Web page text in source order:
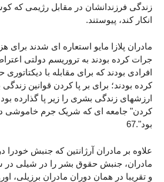
زندگی فرزندانشان در مقابل رژیمی که
انکار کند، پیوستند.
مادران پلازا مایو استعاره ای شدند برای
افرادی بودند که برای مقابله با
کرده بودند؛ برای بر پا کردن قوانین
ارزشهای زندگی بشری را زیر پا گذارده
کردن" جامعه ای که شریک جرم خاموشی
بود".67
و تقریبا در همان دوران مادران برزیلی،